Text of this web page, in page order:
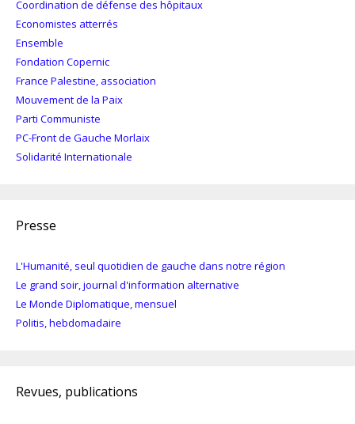
Coordination de défense des hôpitaux
Economistes atterrés
Ensemble
Fondation Copernic
France Palestine, association
Mouvement de la Paix
Parti Communiste
PC-Front de Gauche Morlaix
Solidarité Internationale
Presse
L'Humanité, seul quotidien de gauche dans notre région
Le grand soir, journal d'information alternative
Le Monde Diplomatique, mensuel
Politis, hebdomadaire
Revues, publications